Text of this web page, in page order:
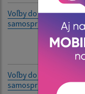
Voľby do orgánov
samosprávy obcí
Voľby do orgánov
samosprávy obcí 2026